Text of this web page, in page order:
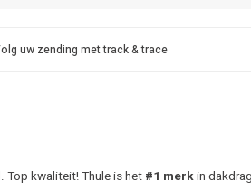
uw zending met track & trace
Top kwaliteit! Thule is het #1 merkin